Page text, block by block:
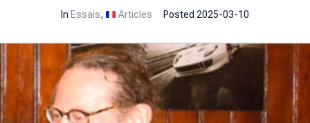
In Essais, Articles Posted 2025-03-10